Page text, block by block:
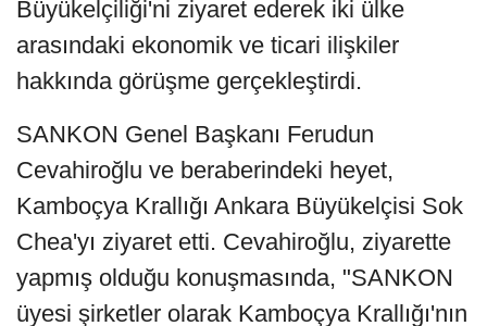
Büyükelçiliği'ni ziyaret ederek iki ülke
arasındaki ekonomik ve ticari ilişkiler
hakkında görüşme gerçekleştirdi.
SANKON Genel Başkanı Ferudun
Cevahiroğlu ve beraberindeki heyet,
Kamboçya Krallığı Ankara Büyükelçisi Sok
Chea'yı ziyaret etti. Cevahiroğlu, ziyarette
yapmış olduğu konuşmasında, "SANKON
üyesi şirketler olarak Kamboçya Krallığı'nın